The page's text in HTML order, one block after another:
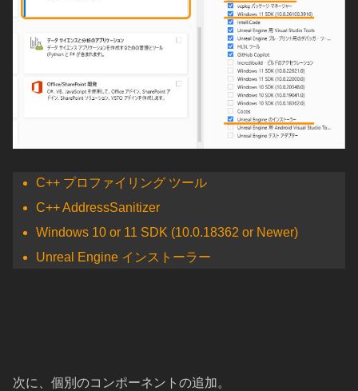
C++ プロファイリング ツール
C++ AddressSanitizer
Windows 10 or 11 SDK (10.0.18362 or Newer)
Unreal Engine インストーラー
次に、個別のコンポーネントの追加。